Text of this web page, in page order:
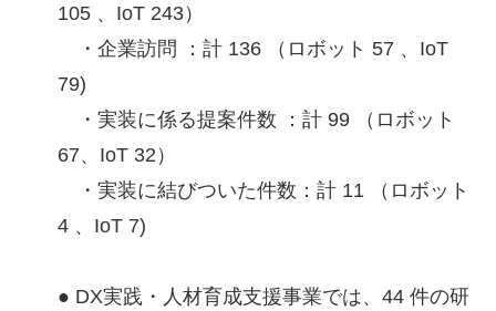
105 、IoT 243）
・企業訪問 ：計 136 （ロボット 57 、IoT
79)
・実装に係る提案件数 ：計 99 （ロボット
67、IoT 32）
・実装に結びついた件数：計 11 （ロボット
4 、IoT 7)
● DX実践・人材育成支援事業では、44 件の研